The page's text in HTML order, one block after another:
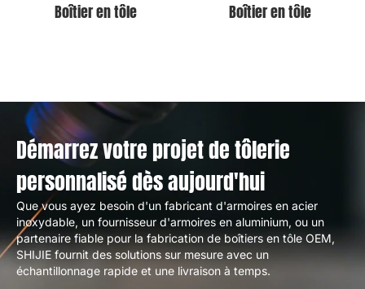
Boîtier en tôle Boîtier en tôle
Démarrez votre projet de tôlerie
personnalisé dès aujourd'hui
Que vous ayez besoin d'un fabricant d'armoires en acier
inoxydable, un fournisseur d'armoires en aluminium, ou un
partenaire fiable pour la fabrication de boîtiers en tôle OEM,
SHIJIE fournit des solutions sur mesure avec un
échantillonnage rapide et une livraison à temps.